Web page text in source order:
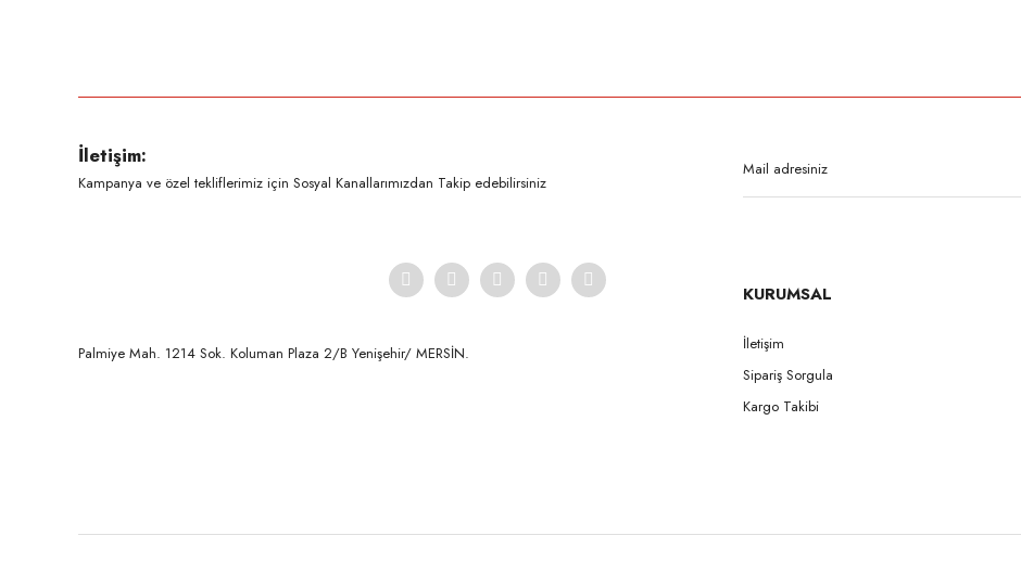
Ürün açıklamasında eksik bilgiler bulunuyor.
Ürün bilgilerinde hatalar bulunuyor.
İletişim:
Kampanya ve özel tekliflerimiz için Sosyal Kanallarımızdan Takip edebilirsiniz
Palmiye Mah. 1214 Sok. Koluman Plaza 2/B Yenişehir/ MERSİN.ㅤㅤㅤㅤㅤㅤㅤㅤㅤㅤㅤㅤㅤㅤㅤㅤㅤㅤㅤㅤㅤㅤㅤㅤㅤㅤㅤㅤㅤㅤㅤㅤㅤㅤㅤ ㅤㅤㅤㅤㅤㅤㅤㅤㅤㅤ
KURUMSAL
İletişim
Sipariş Sorgula
Kargo Takibi